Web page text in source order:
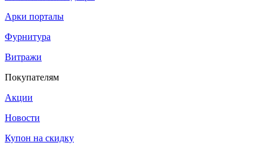
Арки порталы
Фурнитура
Витражи
Покупателям
Акции
Новости
Купон на скидку